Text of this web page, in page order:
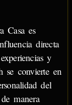
Casa es
directa
y
se convierte en
del
manera